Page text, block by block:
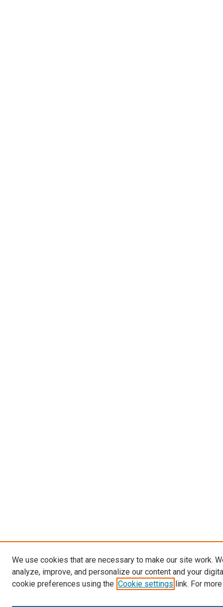
We use cookies that are necessary to make our site work.
analyze, improve, and personalize our content and your
cookie preferences using the Cookie settings link. For